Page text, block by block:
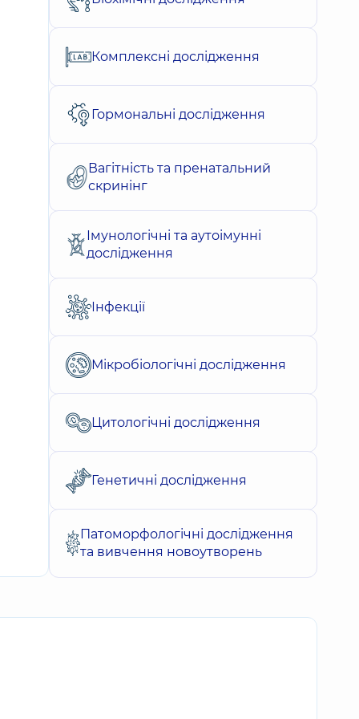
Комплексні дослідження
Гормональні дослідження
Вагітність та пренатальний
скринінг
Імунологічні та аутоімунні
дослідження
Інфекції
Мікробіологічні дослідження
Цитологічні дослідження
Генетичні дослідження
Патоморфологічні дослідження
та вивчення новоутворень